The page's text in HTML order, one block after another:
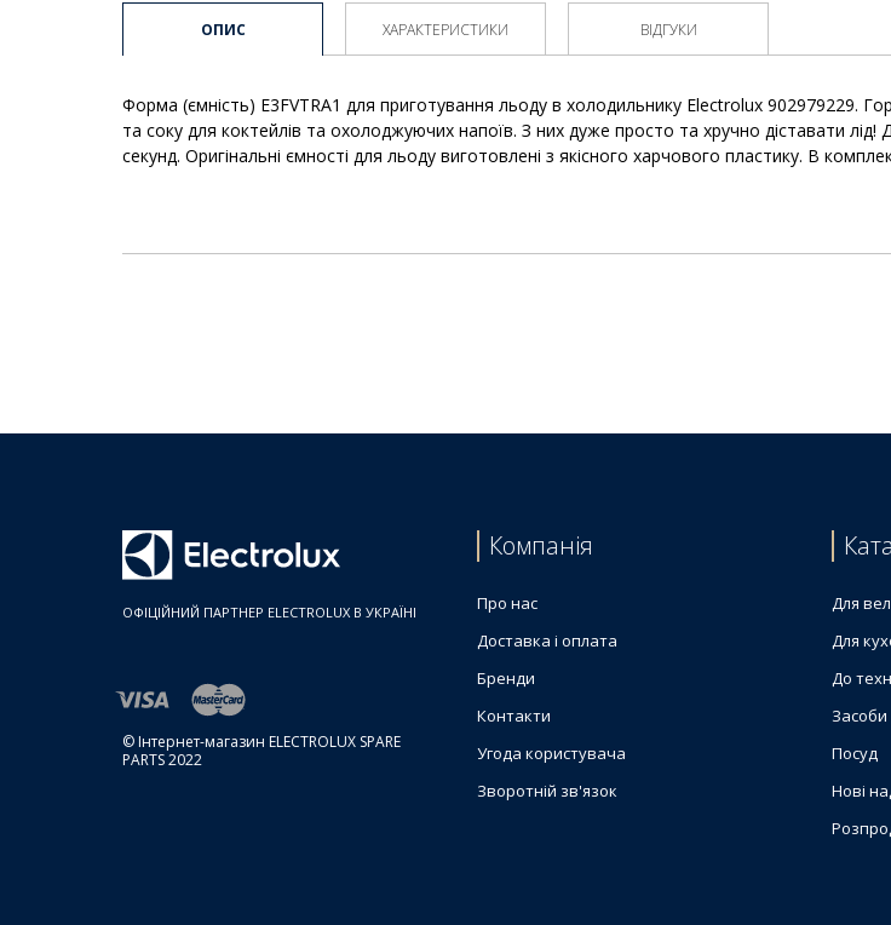
ОПИС
Форма (ємність) E3FVTRA1 для приготування льоду в холодильнику Electrolux 902979229.
та соку для коктейлів та охолоджуючих напоїв. З них дуже просто та хручно діставати
секунд. Оригінальні ємності для льоду виготовлені з якісного харчового пластику. В
ХАРАКТЕРИСТИКИ ВІДГУКИ
ОФІЦІЙНИЙ ПАРТНЕР ELECTROLUX В УКРАЇНІ
© Інтернет-магазин ELECTROLUX SPARE
PARTS 2022
Компанія
Про нас
Доставка і оплата
Бренди
Контакти
Угода користувача
Зворотній зв'язок
Для
Для
До
Засоби
Посуд
Нові